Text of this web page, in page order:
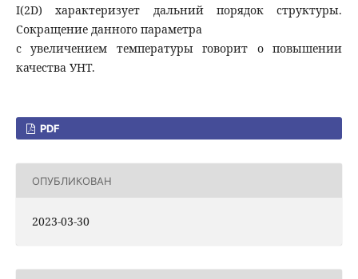
I(2D) характеризует дальний порядок структуры.
Сокращение данного параметра
с увеличением температуры говорит о повышении
качества УНТ.
PDF
ОПУБЛИКОВАН
2023-03-30